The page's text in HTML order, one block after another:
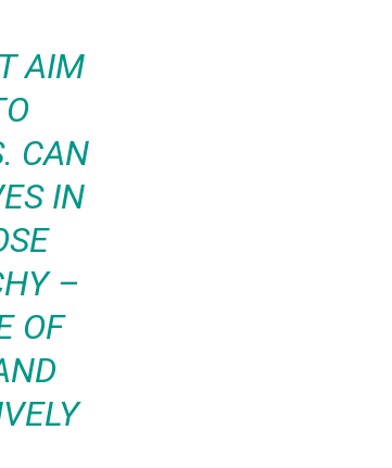
AIM
CAN
IN
–
OF